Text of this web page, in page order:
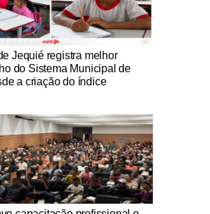
Jequié registra melhor
do Sistema Municipal de
a criação do índice